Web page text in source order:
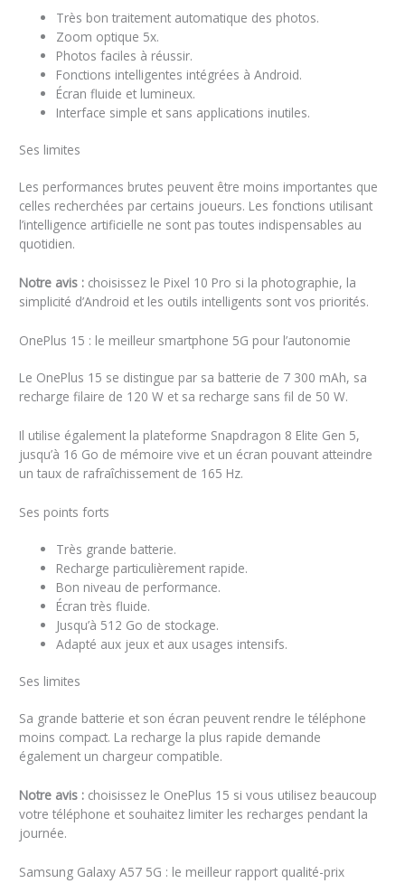
Très bon traitement automatique des photos.
Zoom optique 5x.
Photos faciles à réussir.
Fonctions intelligentes intégrées à Android.
Écran fluide et lumineux.
Interface simple et sans applications inutiles.
Ses limites
Les performances brutes peuvent être moins importantes que
celles recherchées par certains joueurs. Les fonctions utilisant
l’intelligence artificielle ne sont pas toutes indispensables au
quotidien.
Notre avis : choisissez le Pixel 10 Pro si la photographie, la
simplicité d’Android et les outils intelligents sont vos priorités.
OnePlus 15 : le meilleur smartphone 5G pour l’autonomie
Le OnePlus 15 se distingue par sa batterie de 7 300 mAh, sa
recharge filaire de 120 W et sa recharge sans fil de 50 W.
Il utilise également la plateforme Snapdragon 8 Elite Gen 5,
jusqu’à 16 Go de mémoire vive et un écran pouvant atteindre
un taux de rafraîchissement de 165 Hz.
Ses points forts
Très grande batterie.
Recharge particulièrement rapide.
Bon niveau de performance.
Écran très fluide.
Jusqu’à 512 Go de stockage.
Adapté aux jeux et aux usages intensifs.
Ses limites
Sa grande batterie et son écran peuvent rendre le téléphone
moins compact. La recharge la plus rapide demande
également un chargeur compatible.
Notre avis : choisissez le OnePlus 15 si vous utilisez beaucoup
votre téléphone et souhaitez limiter les recharges pendant la
journée.
Samsung Galaxy A57 5G : le meilleur rapport qualité-prix